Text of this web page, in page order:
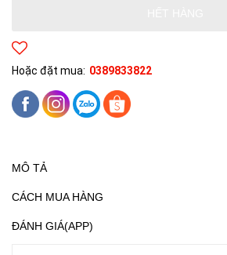
Hoặc đặt mua: 0389833822
MÔ TẢ
CÁCH MUA HÀNG
ĐÁNH GIÁ(APP)